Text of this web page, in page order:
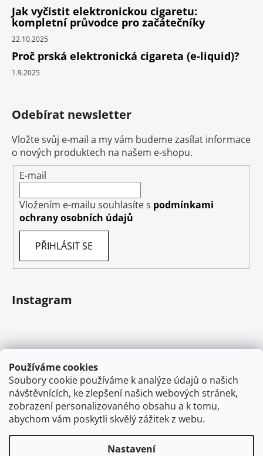
Používáme cookies
Soubory cookie používáme k analýze údajů o našich
návštěvnících, ke zlepšení našich webových stránek,
zobrazení personalizovaného obsahu a k tomu,
abychom vám poskytli skvělý zážitek z webu.
Nastavení
Jak vyčistit elektronickou cigaretu:
kompletní průvodce pro začátečníky
22.10.2025
Proč prská elektronická cigareta (e-liquid)?
1.9.2025
Odebírat newsletter
Vložte svůj e-mail a my vám budeme zasílat informace
o nových produktech na našem e-shopu.
E-mail
Vložením e-mailu souhlasíte s podmínkami
ochrany osobních údajů
PŘIHLÁSIT SE
Instagram
Sledovat na Instagramu